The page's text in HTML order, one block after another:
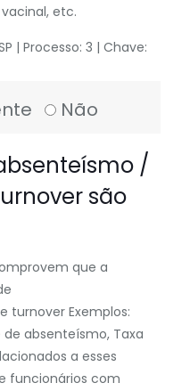
etc.
| Processo: 3 | Chave:
Não
/
são
que a
turnover Exemplos:
absenteísmo, Taxa
a esses
funcionários com